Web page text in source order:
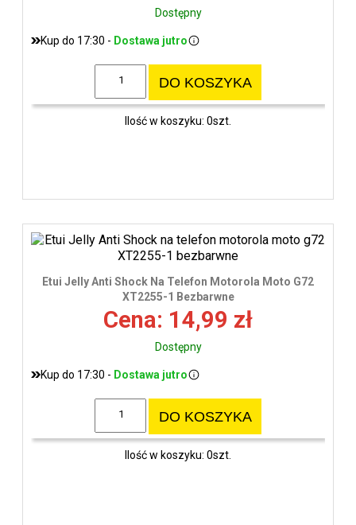
Dostępny
Kup do 17:30 - Dostawa jutro
DO KOSZYKA
Ilość w koszyku: 0szt.
Etui Jelly Anti Shock Na Telefon Motorola Moto G72
XT2255-1 Bezbarwne
Cena: 14,99 zł
Dostępny
Kup do 17:30 - Dostawa jutro
DO KOSZYKA
Ilość w koszyku: 0szt.